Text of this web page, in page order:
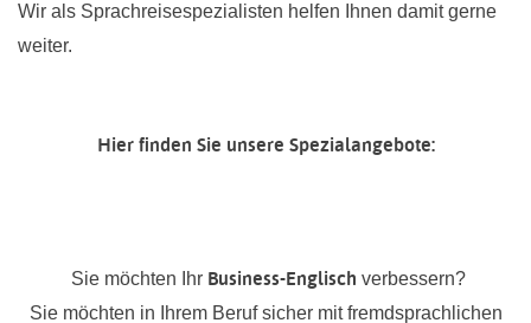
Wir als Sprachreisespezialisten helfen Ihnen damit gerne
weiter.
Hier finden Sie unsere Spezialangebote:
Sie möchten Ihr Business-Englisch verbessern?
Sie möchten in Ihrem Beruf sicher mit fremdsprachlichen